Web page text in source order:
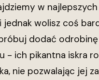
w najlepszych
jednak wolisz coś
dodać
- ich pikantna iskra
nie pozwalając jej